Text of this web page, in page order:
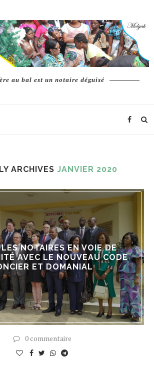
au bal est un notaire déguisé
ARCHIVES JANVIER 2020
NOTAIRES EN VOIE DE
AVEC LE NOUVEAU CODE
ET DOMANIAL
0 commentaire